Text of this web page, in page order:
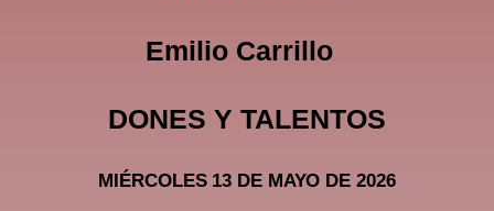
Emilio Carrillo
DONES Y TALENTOS
MIÉRCOLES 13 DE MAYO DE 2026